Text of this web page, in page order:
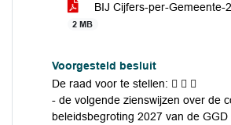
BIJ Cijfers-per-Gemeente-
2 MB
Voorgesteld besluit
De raad voor te stellen:   
- de volgende zienswijzen over de
beleidsbegroting 2027 van de